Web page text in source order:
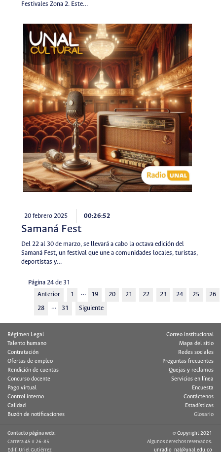
Festivales Zona 2. Este…
20 febrero 2025 00:26:52
Samaná Fest
Del 22 al 30 de marzo, se llevará a cabo la octava edición del
Samaná Fest, un festival que une a comunidades locales, turistas,
deportistas y…
Página 24 de 31
Anterior
1 … 19 20 21 22 23 24 25
26
28
… 31 Siguiente
Régimen Legal
Talento humano
Contratación
Ofertas de empleo
Rendición de cuentas
Concurso docente
Pago virtual
Control interno
Calidad
Buzón de notificaciones
Correo institucional
Mapa del sitio
Redes sociales
Preguntas frecuentes
Quejas y reclamos
Servicios en línea
Encuesta
Contáctenos
Estadísticas
Glosario
Contacto página web:
Carrera 45 # 26-85
Edif. Uriel Gutiérrez
© Copyright 2021
Algunos derechos reservados.
unradio_nal@unal.edu.co